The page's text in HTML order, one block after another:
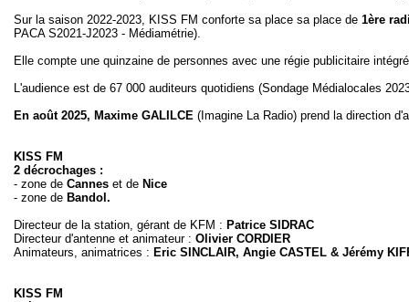
Sur la saison 2022-2023, KISS FM conforte sa place sa place de 1ère
PACA S2021-J2023 - Médiamétrie).
Elle compte une quinzaine de personnes avec une régie publicitaire
L'audience est de 67 000 auditeurs quotidiens (Sondage Médialocales
En août 2025, Maxime GALILCE (Imagine La Radio) prend la direction
KISS FM
2 décrochages :
- zone de Cannes et de Nice
- zone de Bandol.
Directeur de la station, gérant de KFM : Patrice SIDRAC
Directeur d'antenne et animateur : Olivier CORDIER
Animateurs, animatrices : Eric SINCLAIR, Angie CASTEL & Jérémy
KISS FM